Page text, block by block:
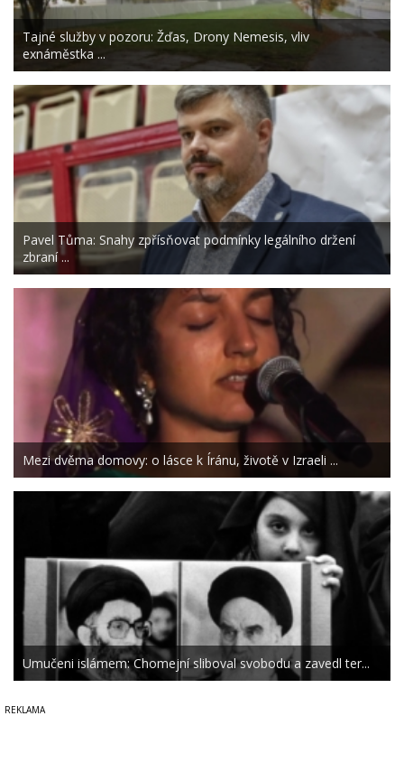
Tajné služby v pozoru: Žďas, Drony Nemesis, vliv
exnáměstka ...
Pavel Tůma: Snahy zpřísňovat podmínky legálního držení
zbraní ...
Mezi dvěma domovy: o lásce k Íránu, životě v Izraeli ...
Umučeni islámem: Chomejní sliboval svobodu a zavedl ter...